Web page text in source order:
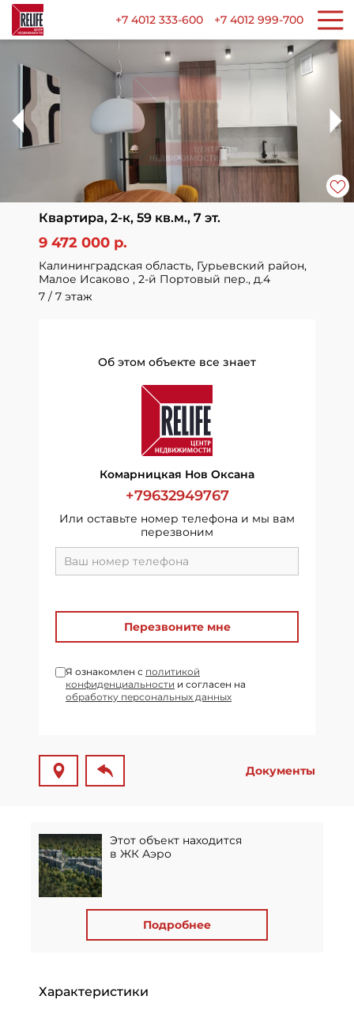
+7 4012 333-600 +7 4012 999-700
Квартира, 2-к, 59 кв.м., 7 эт.
9 472 000 р.
Калининградская область, Гурьевский район,
Малое Исаково , 2-й Портовый пер., д.4
7 / 7 этаж
Об этом объекте все знает
Комарницкая Нов Оксана
+79632949767
Или оставьте номер телефона и мы вам
перезвоним
Перезвоните мне
Я ознакомлен с политикой
конфиденциальности и согласен на
обработку персональных данных
Документы
Этот объект находится
в ЖК Аэро
Подробнее
Характеристики